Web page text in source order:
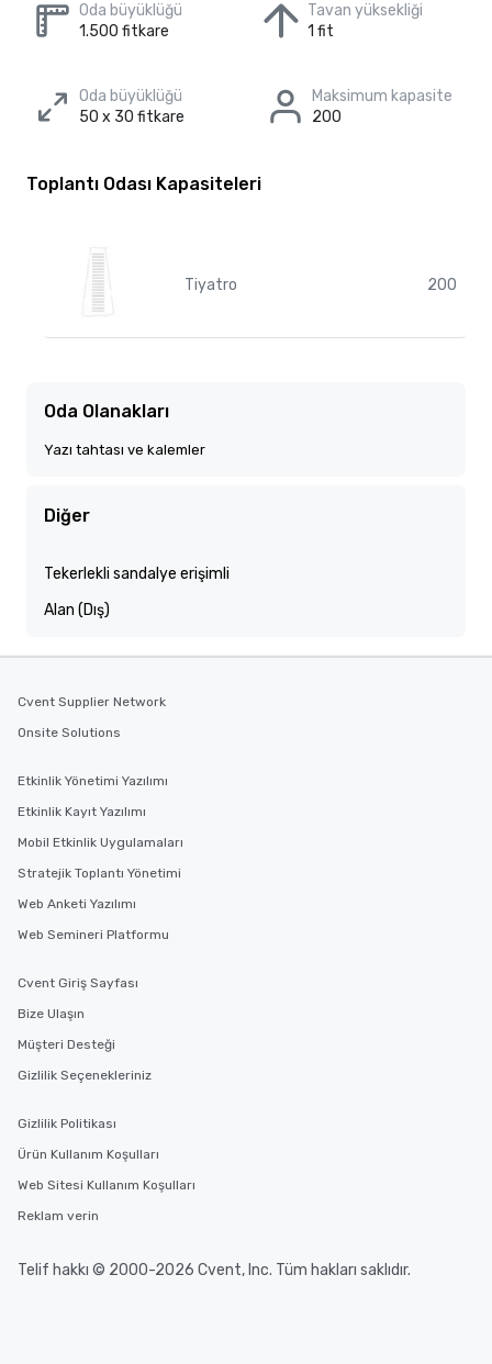
Oda büyüklüğü
1.500 fitkare
Tavan yüksekliği
1 fit
Oda büyüklüğü
50 x 30 fitkare
Maksimum kapasite
200
Toplantı Odası Kapasiteleri
Tiyatro 200
Oda Olanakları
Yazı tahtası ve kalemler
Diğer
Tekerlekli sandalye erişimli
Alan (Dış)
Cvent Supplier Network
Onsite Solutions
Etkinlik Yönetimi Yazılımı
Etkinlik Kayıt Yazılımı
Mobil Etkinlik Uygulamaları
Stratejik Toplantı Yönetimi
Web Anketi Yazılımı
Web Semineri Platformu
Cvent Giriş Sayfası
Bize Ulaşın
Müşteri Desteği
Gizlilik Seçenekleriniz
Gizlilik Politikası
Ürün Kullanım Koşulları
Web Sitesi Kullanım Koşulları
Reklam verin
Telif hakkı © 2000-2026 Cvent, Inc. Tüm hakları saklıdır.